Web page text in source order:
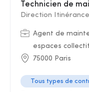
Technicien de
Direction
Agent de
espaces
75000 Paris
Tous types de